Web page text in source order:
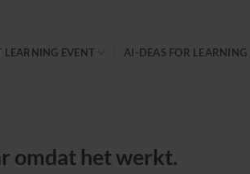
LEARNING EVENT AI-DEAS FOR LEARNING
omdat het werkt.